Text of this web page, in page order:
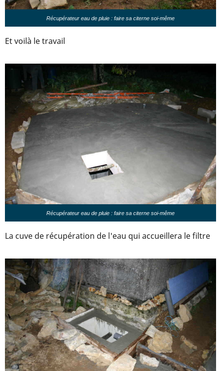
Récupérateur eau de pluie : faire sa citerne soi-même
Et voilà le travail
Récupérateur eau de pluie : faire sa citerne soi-même
La cuve de récupération de l'eau qui accueillera le filtre